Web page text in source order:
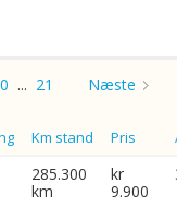
... 21
Næste
Km stand Pris
285.300
km
kr
9.900